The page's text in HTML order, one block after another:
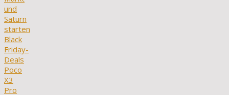
und
Saturn
starten
Black
Friday-
Deals
Poco
X3
Pro